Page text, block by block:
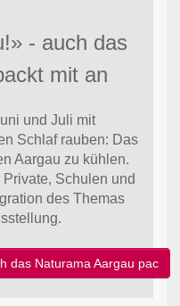
- auch das
mit an
und Juli mit
Schlaf rauben: Das
Aargau zu kühlen.
Schulen und
des Themas
das Naturama Aargau pac